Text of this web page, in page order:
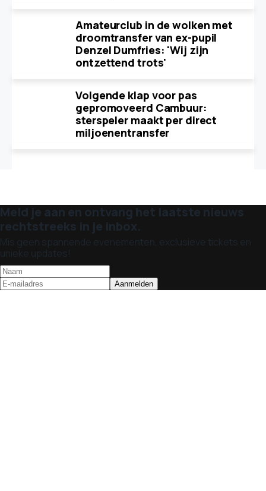
Amateurclub in de wolken met
droomtransfer van ex-pupil
Denzel Dumfries: 'Wij zijn
ontzettend trots'
Volgende klap voor pas
gepromoveerd Cambuur:
sterspeler maakt per direct
miljoenentransfer
Meld je aan en ontvang het laatste nieuws
rechtstreeks in je inbox.
Mis geen spannende evenementen, exclusieve tickets en
unieke updates!